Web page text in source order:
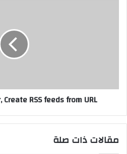
Create RSS feeds from URL
مقالات ذات صلة